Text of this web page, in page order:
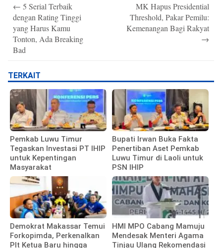
navigation
← 5 Serial Terbaik
dengan Rating Tinggi
yang Harus Kamu
Tonton, Ada Breaking
Bad
MK Hapus Presidential
Threshold, Pakar Pemilu:
Kemenangan Bagi Rakyat
→
TERKAIT
Pemkab Luwu Timur
Tegaskan Investasi PT IHIP
untuk Kepentingan
Masyarakat
Bupati Irwan Buka Fakta
Penertiban Aset Pemkab
Luwu Timur di Laoli untuk
PSN IHIP
Demokrat Makassar Temui
Forkopimda, Perkenalkan
Plt Ketua Baru hingga
HMI MPO Cabang Mamuju
Mendesak Menteri Agama
Tinjau Ulang Rekomendasi